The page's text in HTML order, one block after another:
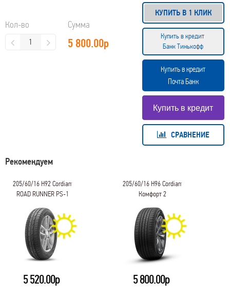
Кол-во Сумма
5 800.00р
КУПИТЬ В 1 КЛИК
Купить в кредит
Банк Тинькофф
Купить в кредит
Почта Банк
СРАВНЕНИЕ
Рекомендуем
205/60/16 H92 Cordiant
ROAD RUNNER PS-1
5 520.00р
205/60/16 H96 Cordiant
Комфорт 2
5 800.00р